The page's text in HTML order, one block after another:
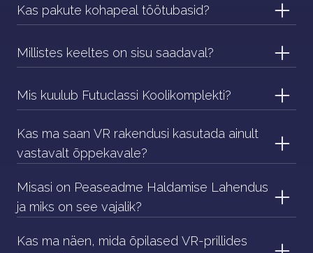
Kas pakute kohapeal töötubasid?
Millistes keeltes on sisu saadaval?
Mis kuulub Futuclassi Koolikomplekti?
Kas ma saan VR rakendusi kasutada ainult
vastavalt õppekavale?
Misasi on Peaseadme Haldamise Lahendus
ja miks on see vajalik?
Kas ma näen, mida õpilased VR-prillides